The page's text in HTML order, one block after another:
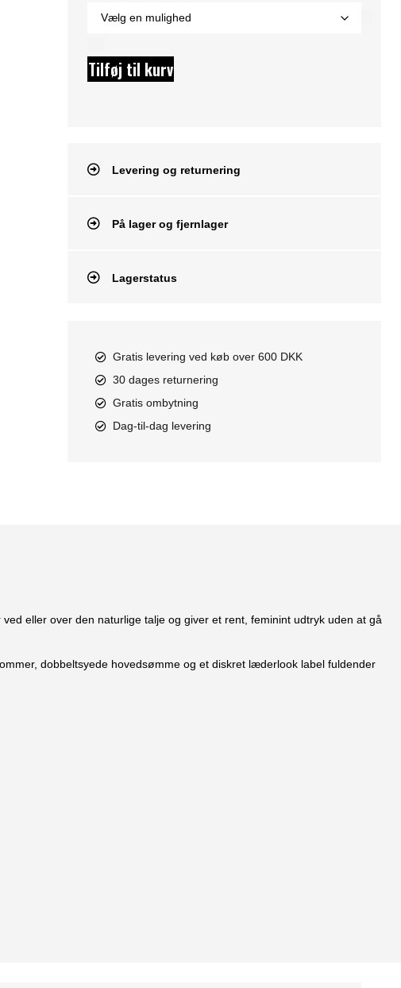
Tilføj til kurv
Levering og returnering
På lager og fjernlager
Lagerstatus
Gratis levering ved køb over 600 DKK
30 dages returnering
Gratis ombytning
Dag-til-dag levering
eller over den naturlige talje og giver et rent, feminint udtryk uden at gå
dobbeltsyede hovedsømme og et diskret læderlook label fuldender